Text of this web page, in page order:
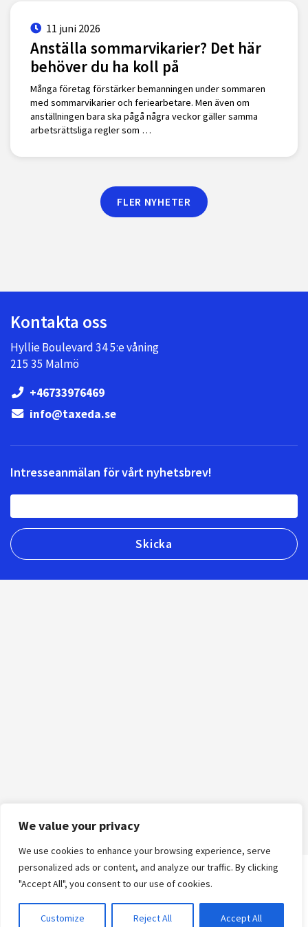
We value your privacy
We use cookies to enhance your browsing experience, serve
personalized ads or content, and analyze our traffic. By clicking
"Accept All", you consent to our use of cookies.
Customize Reject All Accept All
11 juni 2026
Anställa sommarvikarier? Det här
behöver du ha koll på
Många företag förstärker bemanningen under sommaren
med sommarvikarier och feriearbetare. Men även om
anställningen bara ska pågå några veckor gäller samma
arbetsrättsliga regler som …
FLER NYHETER
Kontakta oss
Hyllie Boulevard 34 5:e våning
215 35 Malmö
+46733976469
info@taxeda.se
Intresseanmälan för vårt nyhetsbrev!